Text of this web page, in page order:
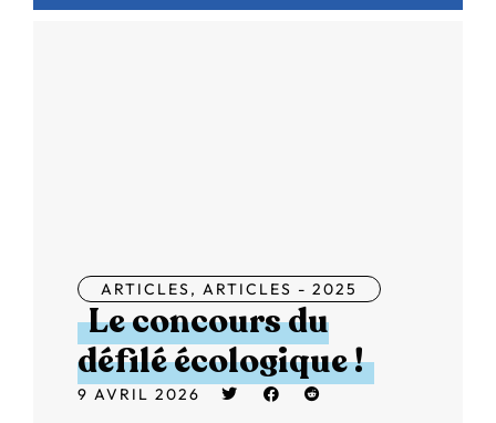
ARTICLES, ARTICLES - 2025
Le concours du
défilé écologique !
9 AVRIL 2026